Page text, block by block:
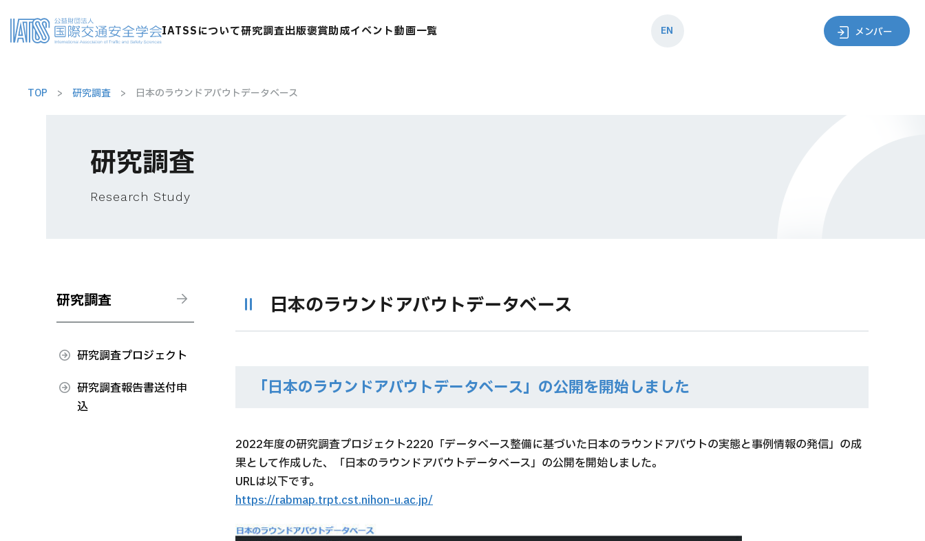
IATSSについて研究調査出版褒賞助成イベント動画一覧 EN メンバー
TOP 研究調査 日本のラウンドアバウトデータベース
研究調査
Research Study
研究調査
研究調査プロジェクト
研究調査報告書送付申
込
日本のラウンドアバウトデータベース
「日本のラウンドアバウトデータベース」の公開を開始しました
2022年度の研究調査プロジェクト2220「データベース整備に基づいた日本のラウンドアバウトの実態と事例情報の発信」の成
果として作成した、「日本のラウンドアバウトデータベース」の公開を開始しました。
URLは以下です。
https://rabmap.trpt.cst.nihon-u.ac.jp/